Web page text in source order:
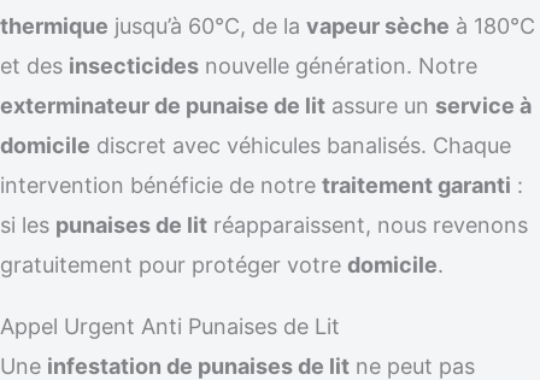
thermique jusqu’à 60°C, de la vapeur sèche à 180°C
et des insecticides nouvelle génération. Notre
exterminateur de punaise de lit assure un service à
domicile discret avec véhicules banalisés. Chaque
intervention bénéficie de notre traitement garanti :
si les punaises de lit réapparaissent, nous revenons
gratuitement pour protéger votre domicile.
Appel Urgent Anti Punaises de Lit
Une infestation de punaises de lit ne peut pas